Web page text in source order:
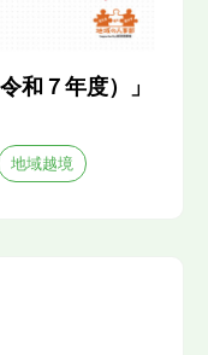
和７年度）」
地域越境